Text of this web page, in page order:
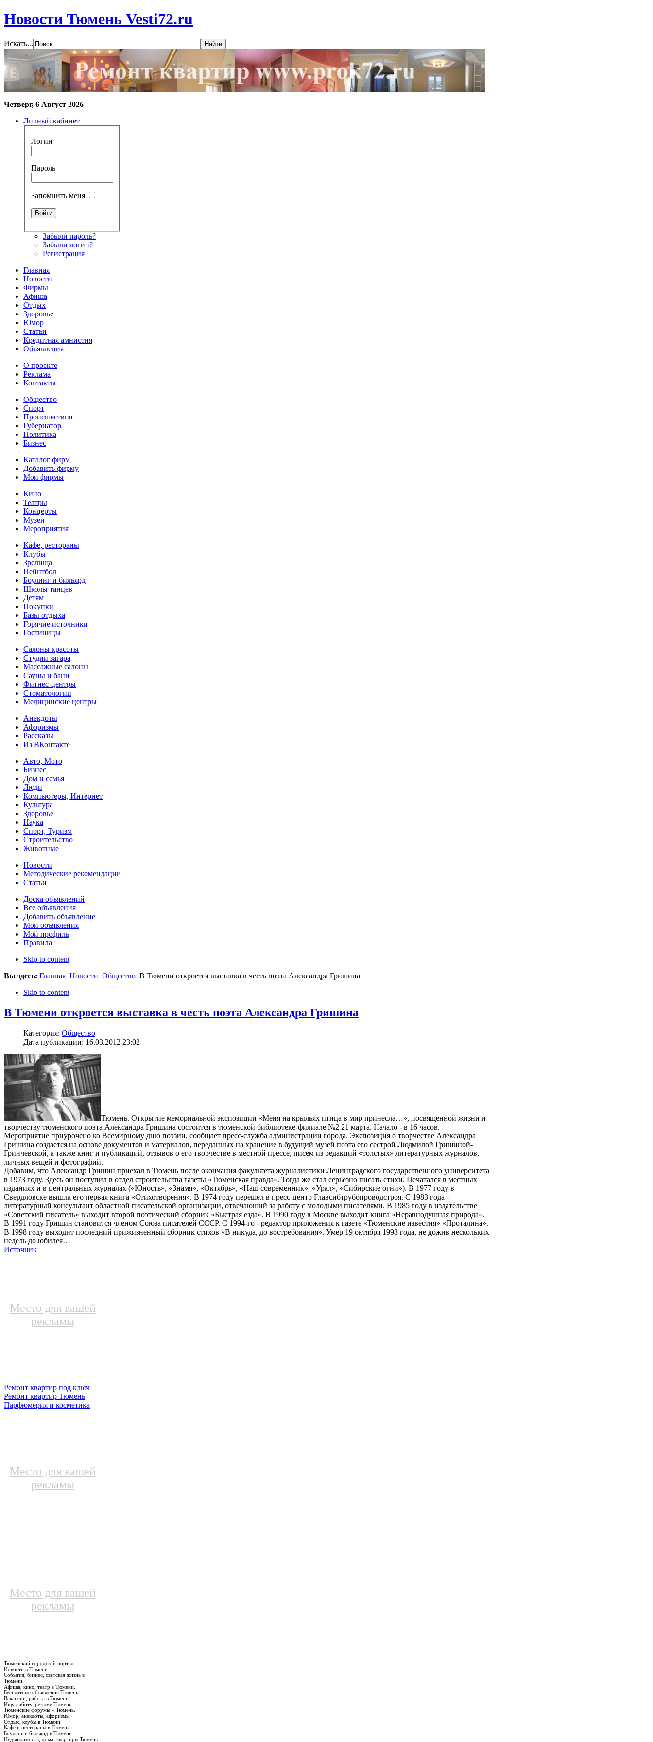
Новости Тюмень Vesti72.ru
Искать...
Четверг, 6 Август 2026
Личный кабинет
Логин
Пароль
Запомнить меня
Забыли пароль?
Забыли логин?
Регистрация
Главная
Новости
Фирмы
Афиша
Отдых
Здоровье
Юмор
Статьи
Кредитная амнистия
Объявления
О проекте
Реклама
Контакты
Общество
Спорт
Происшествия
Губернатор
Политика
Бизнес
Каталог фирм
Добавить фирму
Мои фирмы
Кино
Театры
Концерты
Музеи
Мероприятия
Кафе, рестораны
Клубы
Зрелища
Пейнтбол
Боулинг и бильярд
Школы танцев
Детям
Покупки
Базы отдыха
Горячие источники
Гостиницы
Салоны красоты
Студии загара
Массажные салоны
Сауны и бани
Фитнес-центры
Стоматологии
Медицинские центры
Анекдоты
Афоризмы
Рассказы
Из ВКонтакте
Авто, Мото
Бизнес
Дом и семья
Люди
Компьютеры, Интернет
Культура
Здоровье
Наука
Спорт, Туризм
Строительство
Животные
Новости
Методические рекомендации
Статьи
Доска объявлений
Все объявления
Добавить объявление
Мои объявления
Мой профиль
Правила
Skip to content
Вы здесь: Главная Новости Общество В Тюмени откроется выставка в честь поэта Александра Гришина
Skip to content
В Тюмени откроется выставка в честь поэта Александра Гришина
Категория: Общество
Дата публикации: 16.03.2012 23:02
Тюмень. Открытие мемориальной экспозиции «Меня на крыльях птица в мир принесла…», посвященной жизни и
творчеству тюменского поэта Александра Гришина состоится в тюменской библиотеке-филиале №2 21 марта. Начало - в 16 часов.
Мероприятие приурочено ко Всемирному дню поэзии, сообщает пресс-служба администрации города. Экспозиция о творчестве Александра
Гришина создается на основе документов и материалов, переданных на хранение в будущий музей поэта его сестрой Людмилой Гришиной-
Гринчевской, а также книг и публикаций, отзывов о его творчестве в местной прессе, писем из редакций «толстых» литературных журналов,
личных вещей и фотографий.
Добавим, что Александр Гришин приехал в Тюмень после окончания факультета журналистики Ленинградского государственного университета
в 1973 году. Здесь он поступил в отдел строительства газеты «Тюменская правда». Тогда же стал серьезно писать стихи. Печатался в местных
изданиях и в центральных журналах («Юность», «Знамя», «Октябрь», «Наш современник», «Урал», «Сибирские огни»). В 1977 году в
Свердловске вышла его первая книга «Стихотворения». В 1974 году перешел в пресс-центр Главсибтрубопроводстроя. С 1983 года -
литературный консультант областной писательской организации, отвечающий за работу с молодыми писателями. В 1985 году в издательстве
«Советский писатель» выходит второй поэтический сборник «Быстрая езда». В 1990 году в Москве выходит книга «Неравнодушная природа».
В 1991 году Гришин становится членом Союза писателей СССР. С 1994-го - редактор приложения к газете «Тюменские известия» «Проталина».
В 1998 году выходит последний прижизненный сборник стихов «В никуда, до востребования». Умер 19 октября 1998 года, не дожив нескольких
недель до юбилея…
Источник
Место для вашей
рекламы
Ремонт квартир под ключ
Ремонт квартир Тюмень
Парфюмерия и косметика
Место для вашей
рекламы
Место для вашей
рекламы
Тюменский городской портал.
Новости в Тюмени.
События, бизнес, светская жизнь в
Тюмени.
Афиша, кино, театр в Тюмени.
Бесплатные объявления Тюмень.
Вакансии, работа в Тюмени.
Ищу работу, резюме Тюмень.
Тюменские форумы – Тюмень.
Юмор, анекдоты, афоризмы.
Отдых, клубы в Тюмени.
Кафе и рестораны в Тюмени.
Боулинг и бильярд в Тюмени.
Недвижимость, дома, квартиры Тюмень.